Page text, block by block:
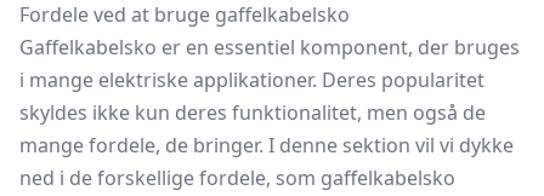
Fordele ved at bruge gaffelkabelsko
Gaffelkabelsko er en essentiel komponent, der bruges
i mange elektriske applikationer. Deres popularitet
skyldes ikke kun deres funktionalitet, men også de
mange fordele, de bringer. I denne sektion vil vi dykke
ned i de forskellige fordele, som gaffelkabelsko